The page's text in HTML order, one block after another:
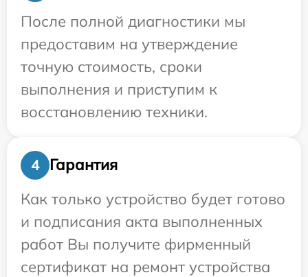
После полной диагностики мы
предоставим на утверждение
точную стоимость, сроки
выполнения и приступим к
восстановлению техники.
4
Гарантия
Как только устройство будет готово
и подписания акта выполненных
работ Вы получите фирменный
сертификат на ремонт устройства